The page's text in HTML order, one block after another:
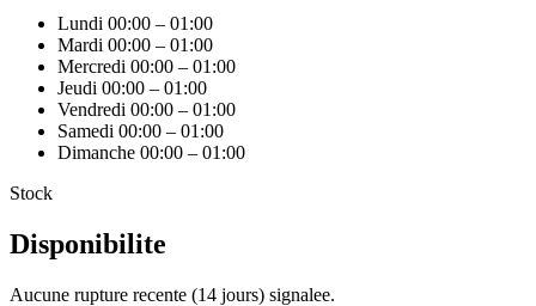
Lundi 00:00 – 01:00
Mardi 00:00 – 01:00
Mercredi 00:00 – 01:00
Jeudi 00:00 – 01:00
Vendredi 00:00 – 01:00
Samedi 00:00 – 01:00
Dimanche 00:00 – 01:00
Stock
Disponibilite
Aucune rupture recente (14 jours) signalee.